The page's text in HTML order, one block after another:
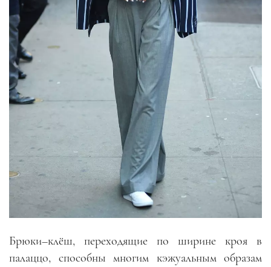
Брюки–клёш, переходящие по ширине кроя в
палаццо, способны многим кэжуальным образам